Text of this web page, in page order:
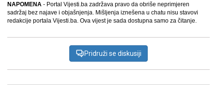
NAPOMENA - Portal Vijesti.ba zadržava pravo da obriše neprimjeren
sadržaj bez najave i objašnjenja. Mišljenja iznešena u chatu nisu stavovi
redakcije portala Vijesti.ba. Ova vijest je sada dostupna samo za čitanje.
Pridruži se diskusiji